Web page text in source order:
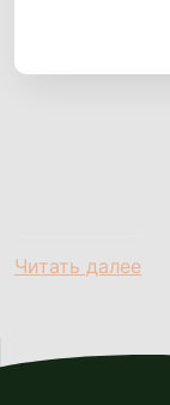
Читать далее